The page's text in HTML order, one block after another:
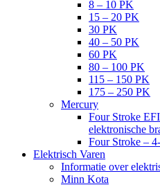
8 – 10 PK
15 – 20 PK
30 PK
40 – 50 PK
60 PK
80 – 100 PK
115 – 150 PK
175 – 250 PK
Mercury
Four Stroke
elektronische
Four Stroke –
Elektrisch Varen
Informatie over
Minn Kota